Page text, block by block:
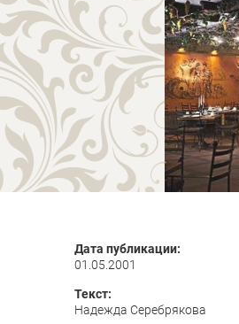
Дата публикации:
01.05.2001
Текст:
Надежда Серебрякова